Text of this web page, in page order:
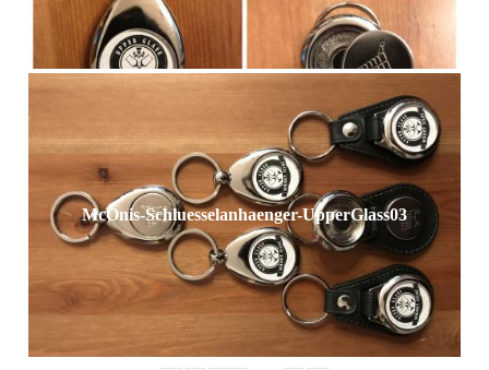
McOnis-Schluesselanhaenger-UpperGlass03